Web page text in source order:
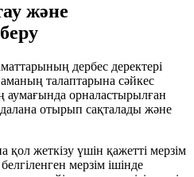
және
дербес деректері
талаптарына сәйкес
аумағында орналастырылған
отырып сақталады және
қол жеткізу үшін қажетті мерзім
мерзім ішінде